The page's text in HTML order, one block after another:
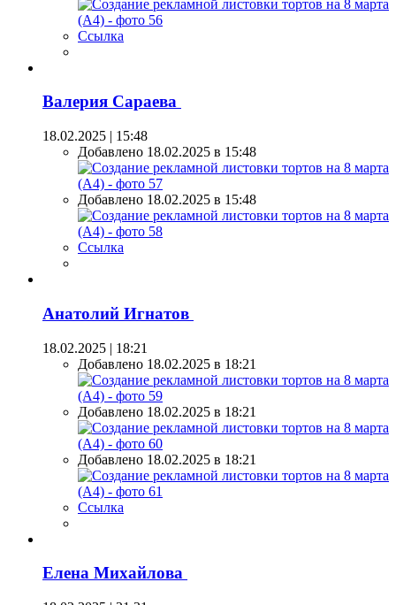
Ссылка
Валерия Сараева
18.02.2025 | 15:48
Добавлено 18.02.2025 в 15:48
Добавлено 18.02.2025 в 15:48
Ссылка
Анатолий Игнатов
18.02.2025 | 18:21
Добавлено 18.02.2025 в 18:21
Добавлено 18.02.2025 в 18:21
Добавлено 18.02.2025 в 18:21
Ссылка
Елена Михайлова